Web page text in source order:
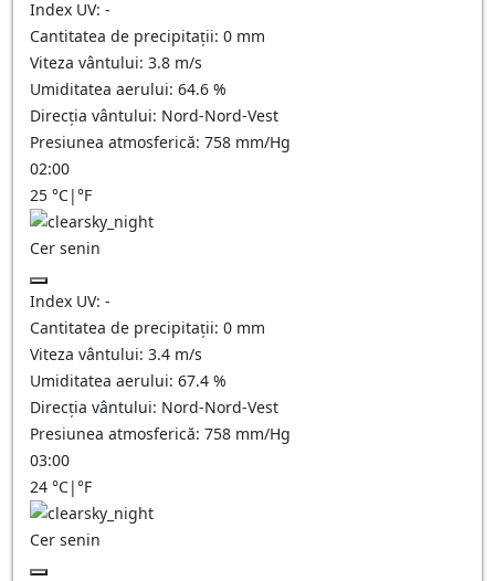
Index UV: -
Cantitatea de precipitații: 0 mm
Viteza vântului: 3.8 m/s
Umiditatea aerului: 64.6 %
Direcția vântului: Nord-Nord-Vest
Presiunea atmosferică: 758 mm/Hg
02:00
25 °C|°F
Cer senin
Index UV: -
Cantitatea de precipitații: 0 mm
Viteza vântului: 3.4 m/s
Umiditatea aerului: 67.4 %
Direcția vântului: Nord-Nord-Vest
Presiunea atmosferică: 758 mm/Hg
03:00
24 °C|°F
Cer senin